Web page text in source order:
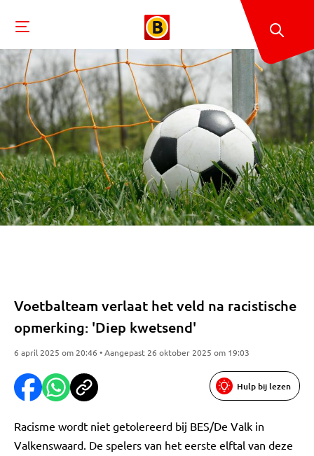
Voetbalteam verlaat het veld na racistische
opmerking: 'Diep kwetsend'
6 april 2025 om 20:46 • Aangepast 26 oktober 2025 om 19:03
Hulp bij lezen
Racisme wordt niet getolereerd bij BES/De Valk in
Valkenswaard. De spelers van het eerste elftal van deze